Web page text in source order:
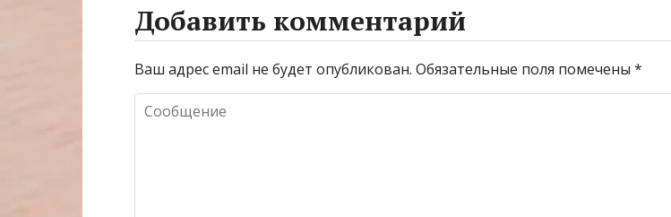
Добавить комментарий
Ваш адрес email не будет опубликован. Обязательные поля помечены *